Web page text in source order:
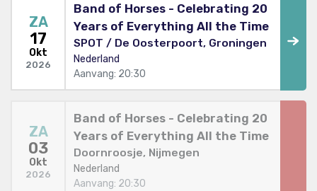
ZA
17
Okt
2026
Band of Horses - Celebrating 20
Years of Everything All the Time
SPOT / De Oosterpoort, Groningen
Nederland
Aanvang: 20:30
ZA
03
Okt
2026
Band of Horses - Celebrating 20
Years of Everything All the Time
Doornroosje, Nijmegen
Nederland
Aanvang: 20:30